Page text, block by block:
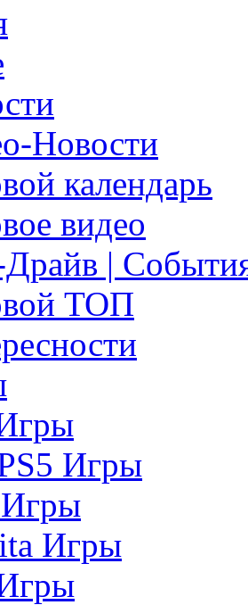
Новости
календарь
видео
Драйв |
ТОП
Игры
Игры